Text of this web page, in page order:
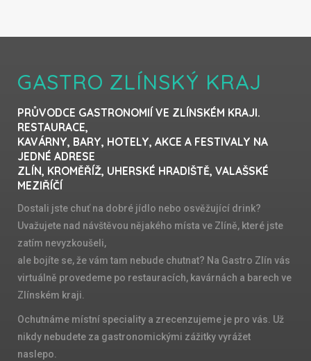
GASTRO ZLÍNSKÝ KRAJ
PRŮVODCE GASTRONOMIÍ VE ZLÍNSKÉM KRAJI.
RESTAURACE,
KAVÁRNY, BARY, HOTELY, AKCE A FESTIVALY NA
JEDNÉ ADRESE
ZLÍN, KROMĚŘÍŽ, UHERSKÉ HRADIŠTĚ, VALAŠSKÉ
MEZIŘÍČÍ
Dostali jste chuť na dobré jídlo nebo osvěžující drink?
Uvažujete nad návštěvou nějakého místa ve Zlíně, které jste
zatím nevyzkoušeli,
ale bojíte se, že vám tam nebude chutnat? Na Gastro Zlín vás
virtuálně provedeme po restauracích, kavárnách a barech ve
Zlínském kraji.
Ochutnáme místní speciality a zrecenzujeme je pro vás. Už
nikdy nebudete za gastronomickými zážitky vyrážet
naslepo.